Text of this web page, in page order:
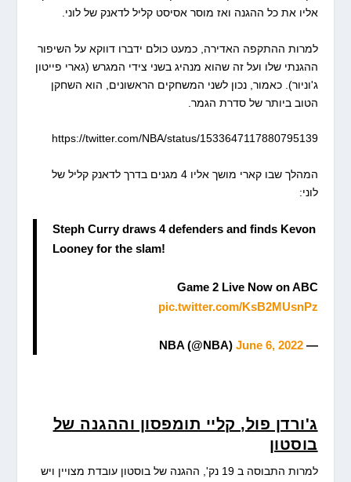
אליו את כל ההגנה ואז מוסר אסיסט קליל לדאנק של לוני.
למרות ההתקפה האדירה, כמעט כולם ידברו דווקא על השיפור
ההגנתי שלו ועל זה שהוא מנהיג בשני צידי המגרש (גארי פייטון
ג'וניור). כאמור, נכון לשני המשחקים הראשונים, הוא השחקן
הטוב ביותר של סדרת הגמר.
https://twitter.com/NBA/status/1533647117880795139
המהלך שבו קארי מושך אליו 4 מגנים בדרך לדאנק קליל של
לוני:
Steph Curry draws 4 defenders and finds Kevon
Looney for the slam!
Game 2 Live Now on ABC
pic.twitter.com/KsB2MUsnPz
— NBA (@NBA)
June 6, 2022
ג'ורדן פול, קליי תומפסון וההגנה של
בוסטון
למרות התבוסה ב 19 נק', ההגנה של בוסטון עובדת מצויין ויש